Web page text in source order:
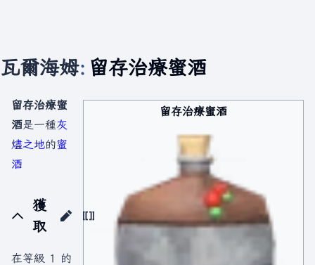
瓦爾海姆: 留存治療蜜酒
留存治療蜜酒
留存治療蜜
酒是一種灰
燼之地的蜜
酒
獲
取
在等級 1 的